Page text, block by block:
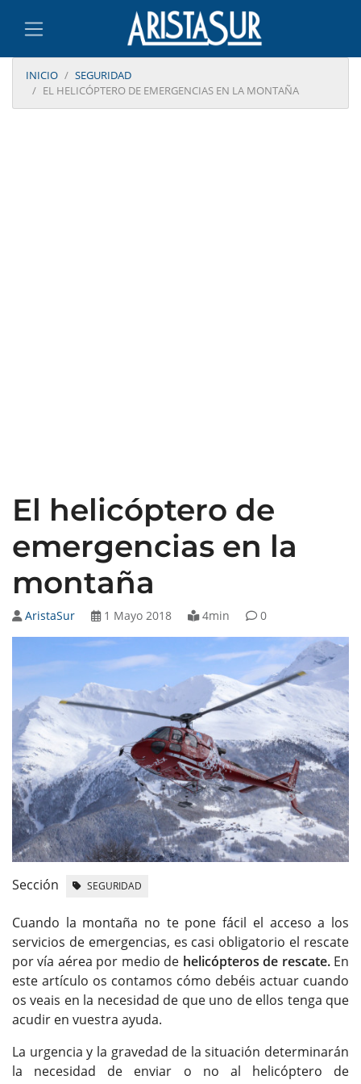
INICIO
SEGURIDAD
EL HELICÓPTERO DE EMERGENCIAS EN LA MONTAÑA
El helicóptero de
emergencias en la
montaña
AristaSur 1 Mayo 2018 4min 0
Sección SEGURIDAD
Cuando la montaña no te pone fácil el acceso a los
servicios de emergencias, es casi obligatorio el rescate
por vía aérea por medio de helicópteros de rescate.En
este artículo os contamos cómo debéis actuar cuando
os veais en la necesidad de que uno de ellos tenga que
acudir en vuestra ayuda.
La urgencia y la gravedad de la situación determinarán
la necesidad de enviar o no al helicóptero de